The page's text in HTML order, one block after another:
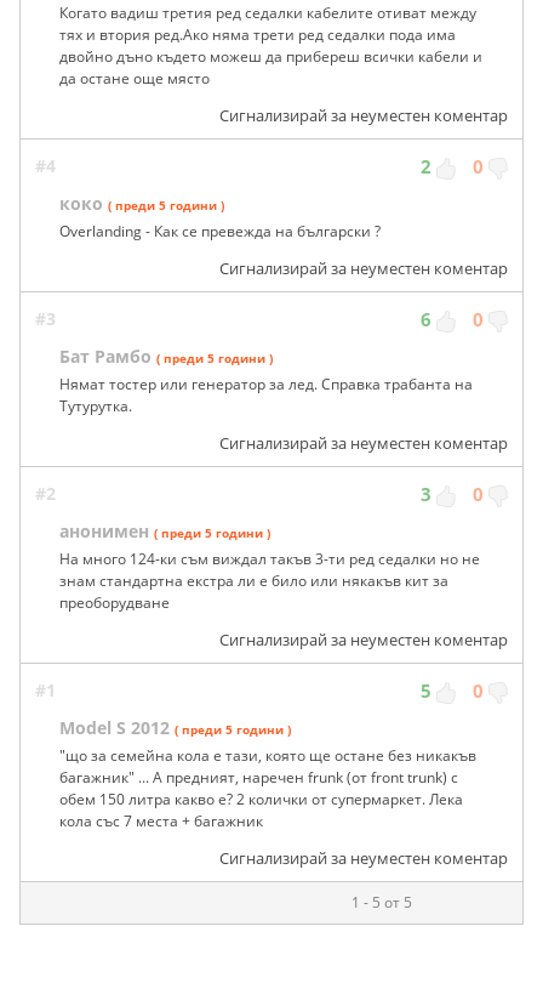
Когато вадиш третия ред седалки кабелите отиват между
тях и втория ред.Ако няма трети ред седалки пода има
двойно дъно където можеш да прибереш всички кабели и
да остане още място
Сигнализирай за неуместен коментар
#4 2 0
коко ( преди 5 години )
Overlanding - Как се превежда на български ?
Сигнализирай за неуместен коментар
#3 6 0
Бат Рамбо ( преди 5 години )
Нямат тостер или генератор за лед. Справка трабанта на
Тутурутка.
Сигнализирай за неуместен коментар
#2 3 0
анонимен ( преди 5 години )
На много 124-ки съм виждал такъв 3-ти ред седалки но не
знам стандартна екстра ли е било или някакъв кит за
преоборудване
Сигнализирай за неуместен коментар
#1 5 0
Model S 2012 ( преди 5 години )
"що за семейна кола е тази, която ще остане без никакъв
багажник" ... А предният, наречен frunk (от front trunk) с
обем 150 литра какво е? 2 колички от супермаркет. Лека
кола със 7 места + багажник
Сигнализирай за неуместен коментар
1 - 5 от 5